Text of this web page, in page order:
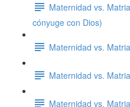
Maternidad vs.
cónyuge con Dios)
Maternidad vs.
Maternidad vs.
Maternidad vs.